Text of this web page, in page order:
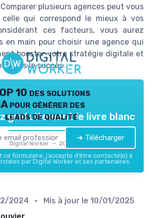
plusieurs agences peut vous
qui correspond le mieux à vos
ces facteurs, vous aurez
en main pour choisir une agence qui
booster votre stratégie digitale et
vers le succès.
10 des solutions
pour générer des
leads de qualité
Digital Worker — 2026
gratuitement le livre blanc
➔ Télécharger
ce formulaire, j’accepte d’être contacté(e) à
par Digital Worker et ses partenaires.
2024 • Mis à jour le 10/01/2025